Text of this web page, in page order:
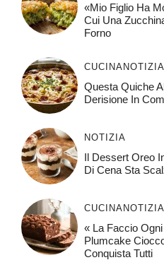
«Mio Figlio Ha
Cui Una
Forno
CUCINANOTIZIA
Questa Quiche
Derisione In
NOTIZIA
Il Dessert Oreo
Di Cena Sta
CUCINANOTIZIA
« La Faccio
Plumcake
Conquista Tutti